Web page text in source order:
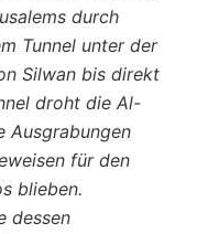
durch
Tunnel unter der
Silwan bis direkt
droht die Al-
Ausgrabungen
für den
blieben.
dessen